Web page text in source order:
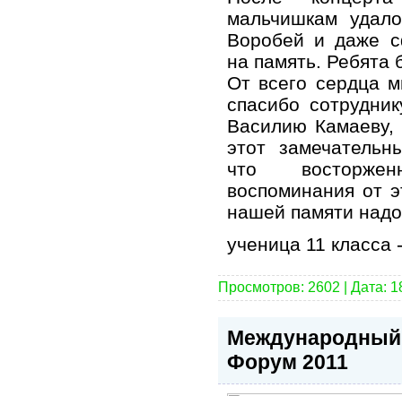
мальчишкам
Воробей и даже
на память. Ребята
От всего сердца
спасибо
Василию Камаеву,
этот
что
воспоминания от
нашей памяти
ученица 11
Просмотров: 2602 | Дата:
Форум 2011